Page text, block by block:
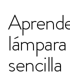
sencilla